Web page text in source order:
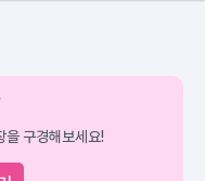
구경해보세요!